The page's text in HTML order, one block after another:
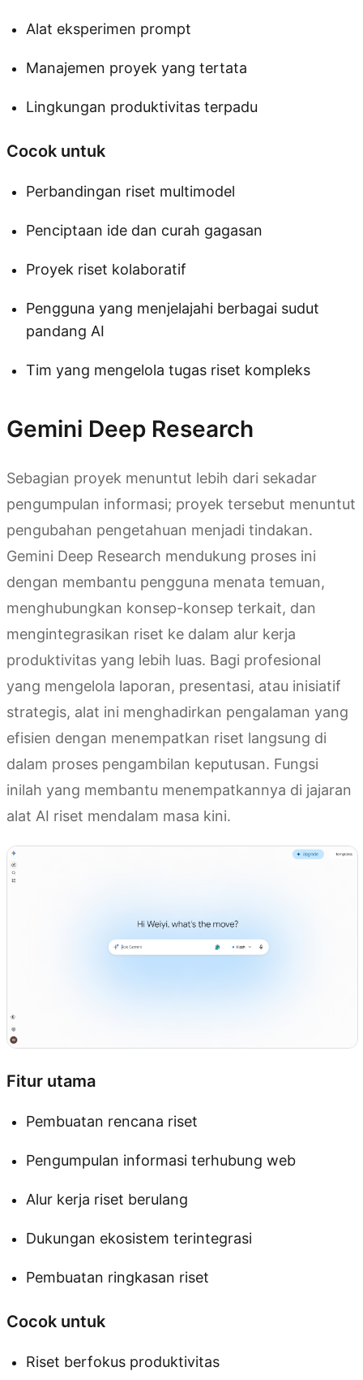
Alat eksperimen prompt
Manajemen proyek yang tertata
Lingkungan produktivitas terpadu
Cocok untuk
Perbandingan riset multimodel
Penciptaan ide dan curah gagasan
Proyek riset kolaboratif
Pengguna yang menjelajahi berbagai sudut
pandang AI
Tim yang mengelola tugas riset kompleks
Gemini Deep Research
Sebagian proyek menuntut lebih dari sekadar
pengumpulan informasi; proyek tersebut menuntut
pengubahan pengetahuan menjadi tindakan.
Gemini Deep Research mendukung proses ini
dengan membantu pengguna menata temuan,
menghubungkan konsep-konsep terkait, dan
mengintegrasikan riset ke dalam alur kerja
produktivitas yang lebih luas. Bagi profesional
yang mengelola laporan, presentasi, atau inisiatif
strategis, alat ini menghadirkan pengalaman yang
efisien dengan menempatkan riset langsung di
dalam proses pengambilan keputusan. Fungsi
inilah yang membantu menempatkannya di jajaran
alat AI riset mendalam masa kini.
Fitur utama
Pembuatan rencana riset
Pengumpulan informasi terhubung web
Alur kerja riset berulang
Dukungan ekosistem terintegrasi
Pembuatan ringkasan riset
Cocok untuk
Riset berfokus produktivitas